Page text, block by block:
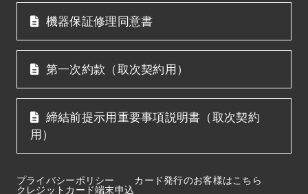
機器保証修理同意書
第一次約款（取次契約用）
締結前提示用重要事項説明書（取次契約
用）
プライバシーポリシー カード発行のお客様はこちら
クレジットカード端末申込